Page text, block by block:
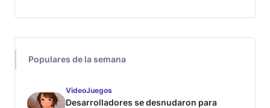
Populares de la semana
VideoJuegos
Desarrolladores se desnudaron para